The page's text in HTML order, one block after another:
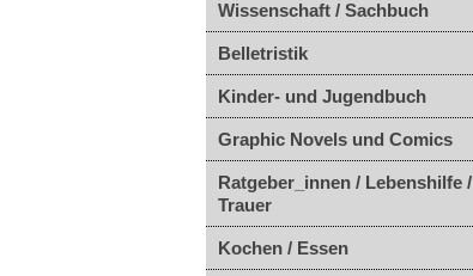
Wissenschaft / Sachbuch
Belletristik
Kinder- und Jugendbuch
Graphic Novels und Comics
Ratgeber_innen / Lebenshilfe /
Trauer
Kochen / Essen